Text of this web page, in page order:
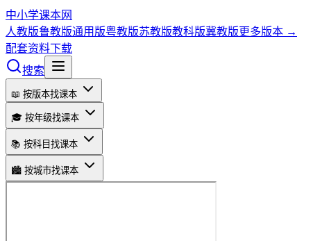
中小学课本网
人教版鲁教版通用版粤教版苏教版教科版冀教版更多版本 →
配套资料下载
搜索
📖 按版本找课本
🎓 按年级找课本
📚 按科目找课本
🏙️ 按城市找课本